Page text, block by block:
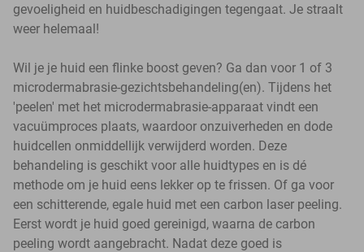
gevoeligheid en huidbeschadigingen tegengaat. Je straalt
weer helemaal!
Wil je je huid een flinke boost geven? Ga dan voor 1 of 3
microdermabrasie-gezichtsbehandeling(en). Tijdens het
'peelen' met het microdermabrasie-apparaat vindt een
vacuümproces plaats, waardoor onzuiverheden en dode
huidcellen onmiddellijk verwijderd worden. Deze
behandeling is geschikt voor alle huidtypes en is dé
methode om je huid eens lekker op te frissen. Of ga voor
een schitterende, egale huid met een carbon laser peeling.
Eerst wordt je huid goed gereinigd, waarna de carbon
peeling wordt aangebracht. Nadat deze goed is